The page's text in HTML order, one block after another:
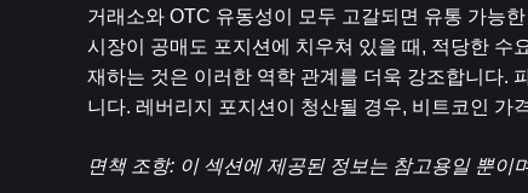
거래소와 OTC 유동성이 모두 고갈되면 유통 가능
시장이 공매도 포지션에 치우쳐 있을 때, 적당한 수
재하는 것은 이러한 역학 관계를 더욱 강조합니다.
니다. 레버리지 포지션이 청산될 경우, 비트코인 ​​가
면책 조항: 이 섹션에 제공된 정보는 참고용일 뿐